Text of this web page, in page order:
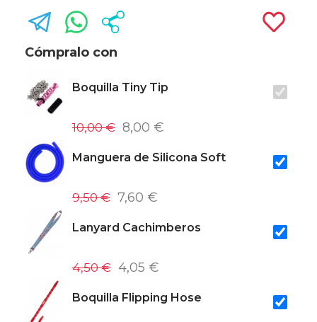
Cómpralo con
Boquilla Tiny Tip
10,00 € 8,00 €
Manguera de Silicona Soft
9,50 € 7,60 €
Lanyard Cachimberos
4,50 € 4,05 €
Boquilla Flipping Hose